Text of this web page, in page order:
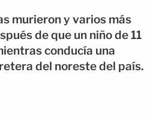
murieron y varios más
de que un niño de 11
conducía una
del noreste del país.